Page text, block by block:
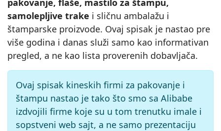
pakovanje, flaše, mastilo za štampu,
samolepljive trake i sličnu ambalažu i
štamparske proizvode. Ovaj spisak je nastao pre
više godina i danas služi samo kao informativan
pregled, a ne kao lista proverenih dobavljača.
Ovaj spisak kineskih firmi za pakovanje i
štampu nastao je tako što smo sa Alibabe
izdvojili firme koje su u tom trenutku imale i
sopstveni web sajt, a ne samo prezentaciju